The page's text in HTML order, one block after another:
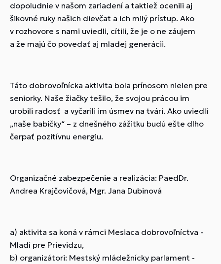
dopoludnie v našom zariadení a taktiež ocenili aj
šikovné ruky našich dievčat a ich milý prístup. Ako
v rozhovore s nami uviedli, cítili, že je o ne záujem
a že majú čo povedať aj mladej generácii.
Táto dobrovoľnícka aktivita bola prínosom nielen pre
seniorky. Naše žiačky tešilo, že svojou prácou im
urobili radosť a vyčarili im úsmev na tvári. Ako uviedli
„naše babičky“ – z dnešného zážitku budú ešte dlho
čerpať pozitívnu energiu.
Organizačné zabezpečenie a realizácia: PaedDr.
Andrea Krajčovičová, Mgr. Jana Dubinová
a) aktivita sa koná v rámci Mesiaca dobrovoľníctva -
Mladí pre Prievidzu,
b) organizátori: Mestský mládežnícky parlament -